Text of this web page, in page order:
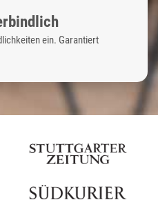
ein. Garantiert